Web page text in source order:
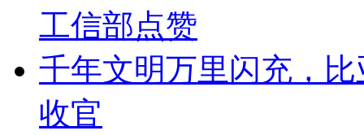
工信部点赞
千年文明万里闪充，
收官